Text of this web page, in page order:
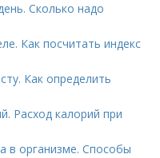
Сколько надо
Как посчитать индекс
Как определить
Расход калорий при
в организме. Способы